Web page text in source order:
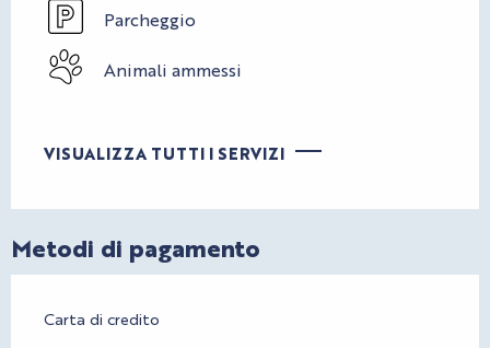
Parcheggio
Animali ammessi
VISUALIZZA TUTTI I SERVIZI
Metodi di pagamento
Carta di credito